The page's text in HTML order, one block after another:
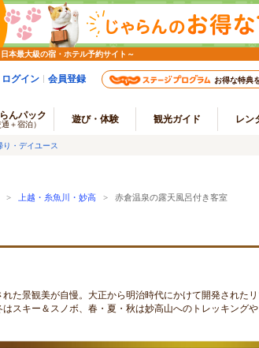
本最大級の宿・ホテル予約サイト～
ログイン 会員登録 お得な特典
んパック
通＋宿泊） 遊び・体験 観光ガイド レン
り・デイユース
> 上越・糸魚川・妙高 > 赤倉温泉の露天風呂付き客室
た景観美が自慢。大正から明治時代にかけて開発された
スキー＆スノボ、春・夏・秋は妙高山へのトレッキング